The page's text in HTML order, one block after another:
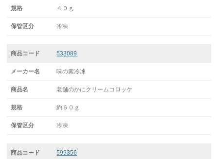
４０ｇ
冷凍
533089
味の素冷凍
老舗のかにクリームコロッケ
約６０ｇ
冷凍
599356